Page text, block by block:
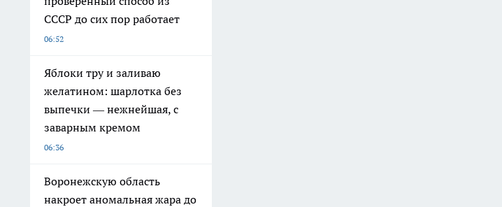
СССР до сих пор работает
06:52
Яблоки тру и заливаю
желатином: шарлотка без
выпечки — нежнейшая, с
заварным кремом
06:36
Воронежскую область
накроет аномальная жара до